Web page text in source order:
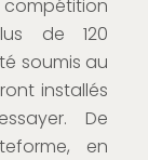
compétition
de 120
soumis au
installés
De
en